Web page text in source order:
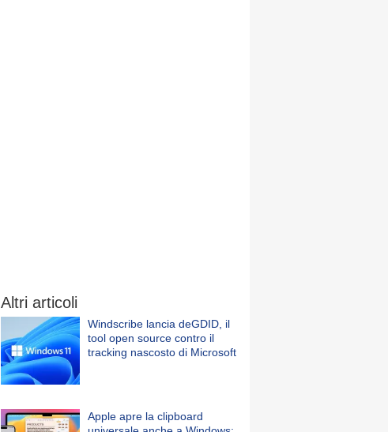
Altri articoli
Windscribe lancia deGDID, il
tool open source contro il
tracking nascosto di Microsoft
Apple apre la clipboard